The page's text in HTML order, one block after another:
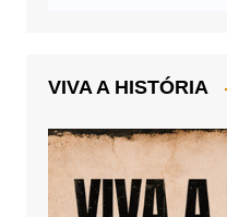
VIVA A HISTÓRIA